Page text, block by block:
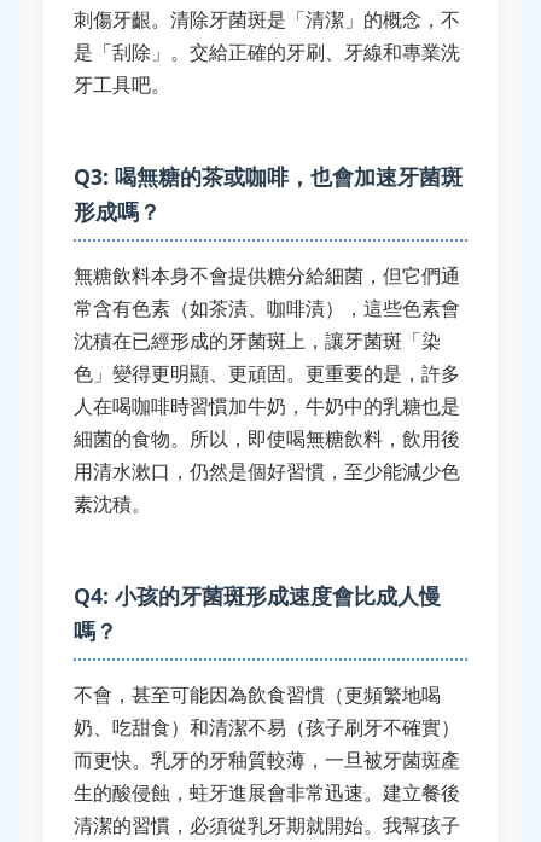
刺傷牙齦。清除牙菌斑是「清潔」的概念，不
是「刮除」。交給正確的牙刷、牙線和專業洗
牙工具吧。
Q3: 喝無糖的茶或咖啡，也會加速牙菌斑
形成嗎？
無糖飲料本身不會提供糖分給細菌，但它們通
常含有色素（如茶漬、咖啡漬），這些色素會
沈積在已經形成的牙菌斑上，讓牙菌斑「染
色」變得更明顯、更頑固。更重要的是，許多
人在喝咖啡時習慣加牛奶，牛奶中的乳糖也是
細菌的食物。所以，即使喝無糖飲料，飲用後
用清水漱口，仍然是個好習慣，至少能減少色
素沈積。
Q4: 小孩的牙菌斑形成速度會比成人慢
嗎？
不會，甚至可能因為飲食習慣（更頻繁地喝
奶、吃甜食）和清潔不易（孩子刷牙不確實）
而更快。乳牙的牙釉質較薄，一旦被牙菌斑產
生的酸侵蝕，蛀牙進展會非常迅速。建立餐後
清潔的習慣，必須從乳牙期就開始。我幫孩子